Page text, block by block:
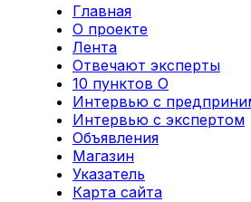
Главная
О проекте
Лента
Отвечают эксперты
10 пунктов О
Интервью с
Интервью с экспертом
Объявления
Магазин
Указатель
Карта сайта